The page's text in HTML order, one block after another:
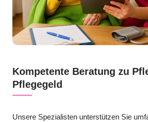
Kompetente Beratung zu
Pflegegeld
Unsere Spezialisten unterstützen Sie